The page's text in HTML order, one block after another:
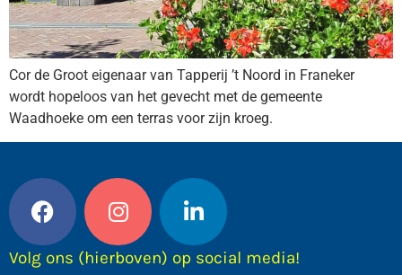
Cor de Groot eigenaar van Tapperij ’t Noord in Franeker
wordt hopeloos van het gevecht met de gemeente
Waadhoeke om een terras voor zijn kroeg.
Volg ons (hierboven) op social media!